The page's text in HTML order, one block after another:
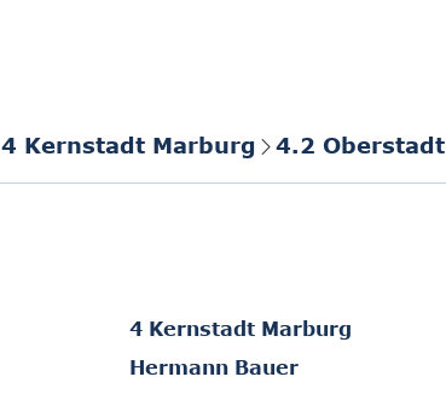
4 Kernstadt Marburg 4.2 Oberstadt
4 Kernstadt Marburg
Hermann Bauer